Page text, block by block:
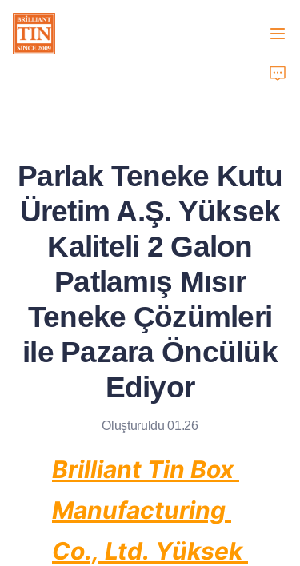
Parlak Teneke Kutu
Üretim A.Ş. Yüksek
Kaliteli 2 Galon
Patlamış Mısır
Teneke Çözümleri
ile Pazara Öncülük
Ediyor
Oluşturuldu 01.26
Brilliant Tin Box
Manufacturing
Co., Ltd. Yüksek
Ürünler
Müşteri Hizmetleri
Fuarlar 2026
Sertifikalar
Sürdürülebilirlik